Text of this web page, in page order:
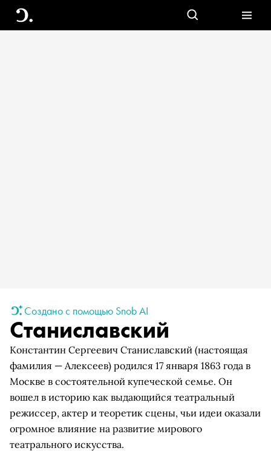
Создано с помощью Snob AI
Станиславский
Константин Сергеевич Станиславский (настоящая
фамилия — Алексеев) родился 17 января 1863 года в
Москве в состоятельной купеческой семье. Он
вошел в историю как выдающийся театральный
режиссер, актер и теоретик сцены, чьи идеи оказали
огромное влияние на развитие мирового
театрального искусства.